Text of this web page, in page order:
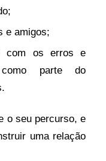
e amigos;
com os erros e
como parte do
o seu percurso, e
uma relação